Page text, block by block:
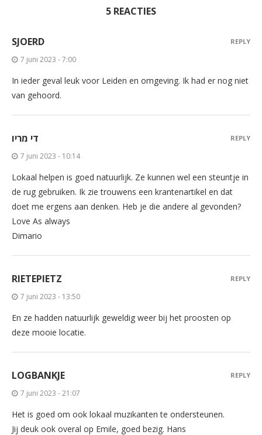
5 REACTIES
SJOERD
7 juni 2023 - 7:00
In ieder geval leuk voor Leiden en omgeving. Ik had er nog niet
van gehoord.
REPLY
די מריו
7 juni 2023 - 10:14
Lokaal helpen is goed natuurlijk. Ze kunnen wel een steuntje in
de rug gebruiken. Ik zie trouwens een krantenartikel en dat
doet me ergens aan denken. Heb je die andere al gevonden?
Love As always
Dimario
REPLY
RIETEPIETZ
7 juni 2023 - 13:50
En ze hadden natuurlijk geweldig weer bij het proosten op
deze mooie locatie.
REPLY
LOGBANKJE
7 juni 2023 - 21:07
Het is goed om ook lokaal muzikanten te ondersteunen.
Jij deuk ook overal op Emile, goed bezig. Hans
REPLY